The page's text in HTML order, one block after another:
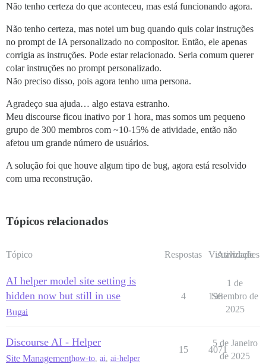
Não tenho certeza do que aconteceu, mas está funcionando agora.
Não tenho certeza, mas notei um bug quando quis colar instruções
no prompt de IA personalizado no compositor. Então, ele apenas
corrigia as instruções. Pode estar relacionado. Seria comum querer
colar instruções no prompt personalizado.
Não preciso disso, pois agora tenho uma persona.
Agradeço sua ajuda… algo estava estranho.
Meu discourse ficou inativo por 1 hora, mas somos um pequeno
grupo de 300 membros com ~10-15% de atividade, então não
afetou um grande número de usuários.
A solução foi que houve algum tipo de bug, agora está resolvido
com uma reconstrução.
Tópicos relacionados
Tópico Respostas Visualizações
Atividade
AI helper model site setting is
hidden now but still in use
Bugai
4 196
1 de
Setembro de
2025
Discourse AI - Helper
Site Managementhow-to, ai, ai-helper
15 4071
5 de Janeiro
de 2025